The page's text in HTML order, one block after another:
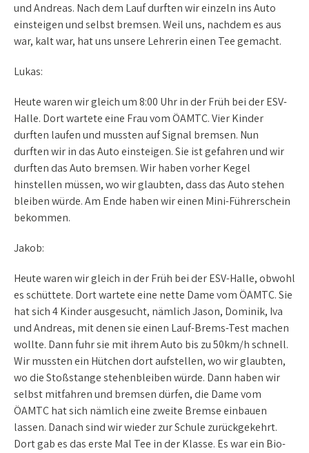
und Andreas. Nach dem Lauf durften wir einzeln ins Auto
einsteigen und selbst bremsen. Weil uns, nachdem es aus
war, kalt war, hat uns unsere Lehrerin einen Tee gemacht.
Lukas:
Heute waren wir gleich um 8:00 Uhr in der Früh bei der ESV-
Halle. Dort wartete eine Frau vom ÖAMTC. Vier Kinder
durften laufen und mussten auf Signal bremsen. Nun
durften wir in das Auto einsteigen. Sie ist gefahren und wir
durften das Auto bremsen. Wir haben vorher Kegel
hinstellen müssen, wo wir glaubten, dass das Auto stehen
bleiben würde. Am Ende haben wir einen Mini-Führerschein
bekommen.
Jakob:
Heute waren wir gleich in der Früh bei der ESV-Halle, obwohl
es schüttete. Dort wartete eine nette Dame vom ÖAMTC. Sie
hat sich 4 Kinder ausgesucht, nämlich Jason, Dominik, Iva
und Andreas, mit denen sie einen Lauf-Brems-Test machen
wollte. Dann fuhr sie mit ihrem Auto bis zu 50km/h schnell.
Wir mussten ein Hütchen dort aufstellen, wo wir glaubten,
wo die Stoßstange stehenbleiben würde. Dann haben wir
selbst mitfahren und bremsen dürfen, die Dame vom
ÖAMTC hat sich nämlich eine zweite Bremse einbauen
lassen. Danach sind wir wieder zur Schule zurückgekehrt.
Dort gab es das erste Mal Tee in der Klasse. Es war ein Bio-